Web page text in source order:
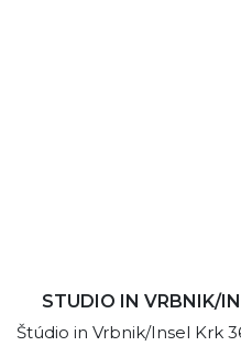
STUDIO IN VRBNIK/
Štúdio in Vrbnik/Insel Krk